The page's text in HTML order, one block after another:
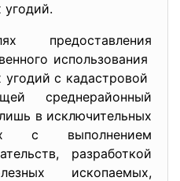
угодий.
предоставления
использования
угодий с кадастровой
среднерайонный
в исключительных
с выполнением
разработкой
ископаемых,